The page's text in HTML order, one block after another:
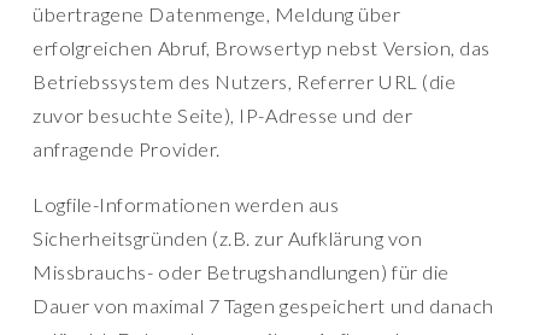
übertragene Datenmenge, Meldung über
erfolgreichen Abruf, Browsertyp nebst Version, das
Betriebssystem des Nutzers, Referrer URL (die
zuvor besuchte Seite), IP-Adresse und der
anfragende Provider.
Logfile-Informationen werden aus
Sicherheitsgründen (z.B. zur Aufklärung von
Missbrauchs- oder Betrugshandlungen) für die
Dauer von maximal 7 Tagen gespeichert und danach